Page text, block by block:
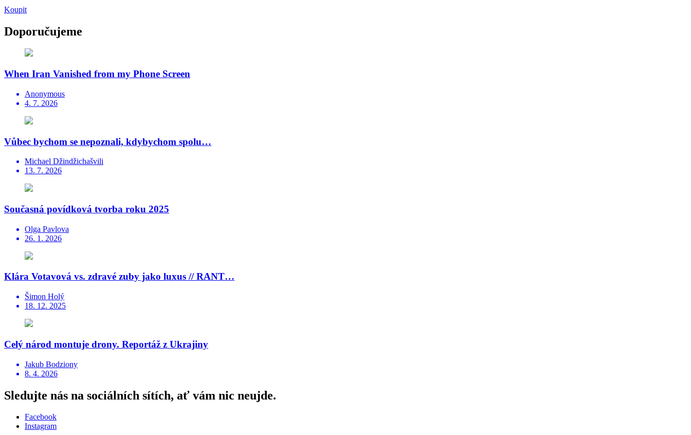
Koupit
Doporučujeme
When Iran Vanished from my Phone Screen
Anonymous
4. 7. 2026
Vůbec bychom se nepoznali, kdybychom spolu…
Michael Džindžichašvili
13. 7. 2026
Současná povídková tvorba roku 2025
Olga Pavlova
26. 1. 2026
Klára Votavová vs. zdravé zuby jako luxus // RANT…
Šimon Holý
18. 12. 2025
Celý národ montuje drony. Reportáž z Ukrajiny
Jakub Bodziony
8. 4. 2026
Sledujte nás na sociálních sítích, ať vám nic neujde.
Facebook
Instagram